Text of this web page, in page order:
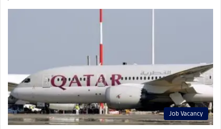
Job Vacancy